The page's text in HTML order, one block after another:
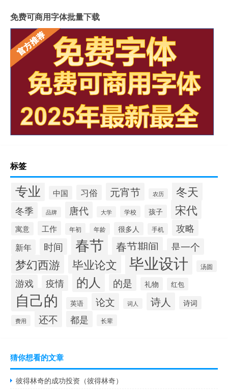
免费可商用字体批量下载
标签
专业 中国 习俗 元宵节 农历 冬天
冬季 品牌 唐代 大学 学校 孩子 宋代
寓意 工作 年初 年龄 很多人 手机 攻略
新年 时间 春节 春节期间 是一个
梦幻西游 毕业论文 毕业设计 汤圆
游戏 疫情 的人 的是 礼物 红包
自己的 英语 论文 词人 诗人 诗词
费用 还不 都是 长辈
猜你想看的文章
彼得林奇的成功投资（彼得林奇）